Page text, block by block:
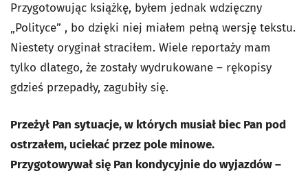
Przygotowując książkę, byłem jednak wdzięczny
„Polityce” , bo dzięki niej miałem pełną wersję tekstu.
Niestety oryginał straciłem. Wiele reportaży mam
tylko dlatego, że zostały wydrukowane – rękopisy
gdzieś przepadły, zagubiły się.
Przeżył Pan sytuacje, w których musiał biec Pan pod
ostrzałem, uciekać przez pole minowe.
Przygotowywał się Pan kondycyjnie do wyjazdów –